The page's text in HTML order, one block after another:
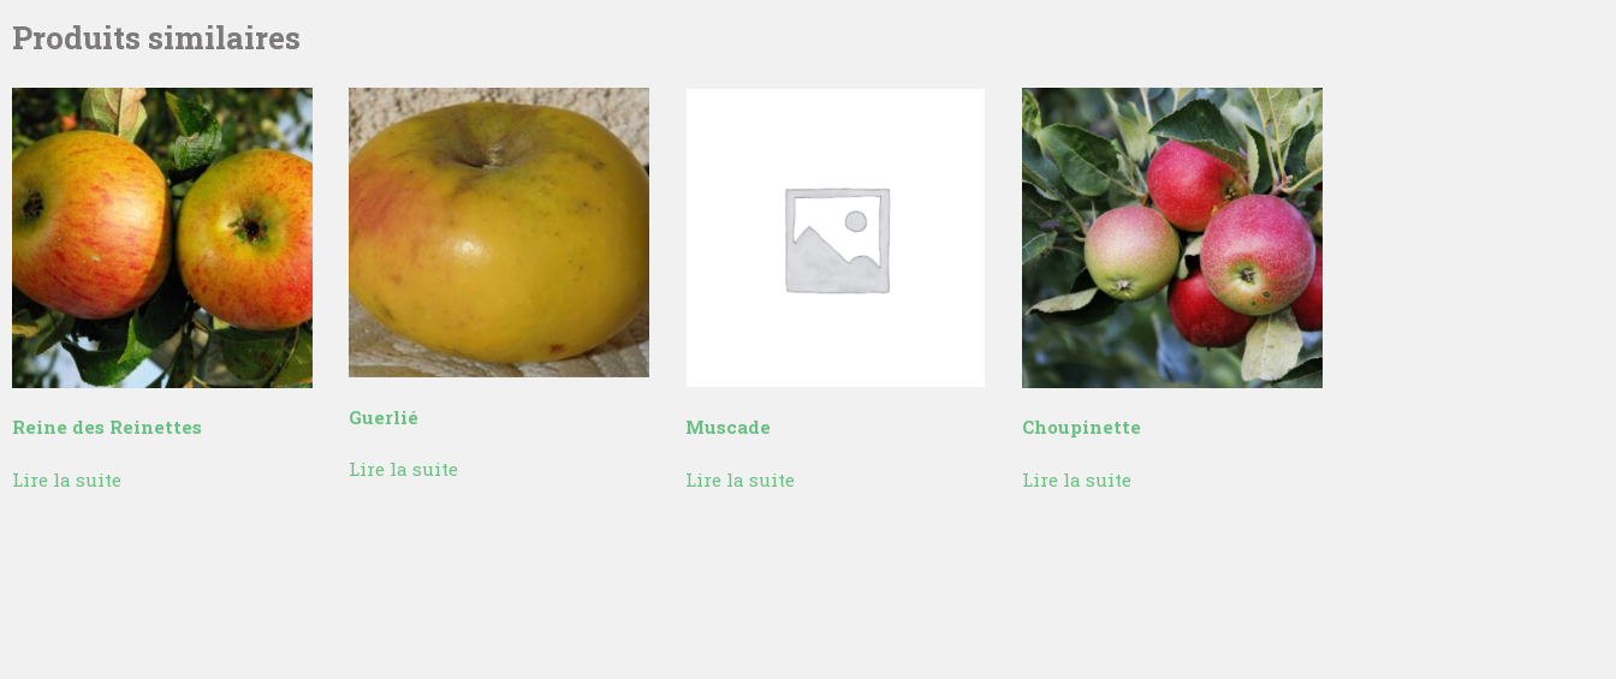
Produits similaires
Reine des Reinettes
Lire la suite
Guerlié
Lire la suite
Muscade
Lire la suite
Choupinette
Lire la suite